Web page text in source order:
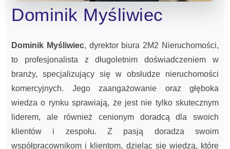
Dominik Myśliwiec
Dominik Myśliwiec, dyrektor biura 2M2 Nieruchomości,
to profesjonalista z długoletnim doświadczeniem w
branży, specjalizujący się w obsłudze nieruchomości
komercyjnych. Jego zaangażowanie oraz głęboka
wiedza o rynku sprawiają, że jest nie tylko skutecznym
liderem, ale również cenionym doradcą dla swoich
klientów i zespołu. Z pasją doradza swoim
współpracownikom i klientom, dzieląc się wiedzą, które